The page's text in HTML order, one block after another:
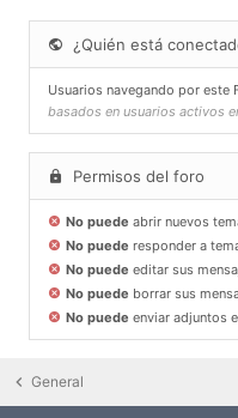
¿Quién está
Usuarios navegando por este
basados en usuarios activos
Permisos del foro
No puede abrir nuevos
No puede responder a
No puede editar sus
No puede borrar sus
No puede enviar adjuntos
General